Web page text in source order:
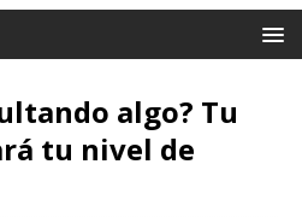
algo? Tu
tu nivel de